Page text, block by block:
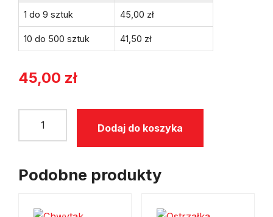
1 do 9 sztuk 45,00 zł
10 do 500 sztuk 41,50 zł
45,00 zł
Papier
Heiniger
888,
Dodaj do koszyka
Podobne produkty